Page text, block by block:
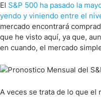
El S&P 500 ha pasado la
yendo y viniendo entre el
mercado encontrará
que he visto aquí, ya que,
en cuando, el mercado
A veces se trata de lo que el